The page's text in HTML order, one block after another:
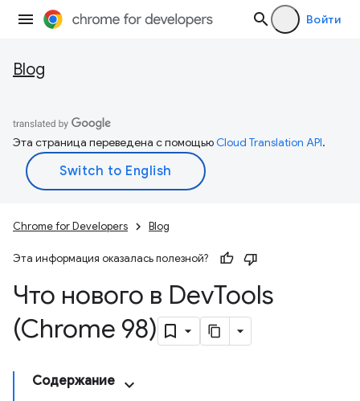
Войти
Blog
Эта страница переведена с помощьюCloud Translation API.
Chrome for Developers Blog
Эта информация оказалась полезной?
Что нового в DevTools
(Chrome 98)
Содержание